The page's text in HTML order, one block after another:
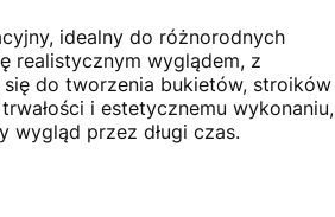
idealny do różnorodnych
realistycznym wyglądem, z
do tworzenia bukietów, stroików
i estetycznemu wykonaniu,
wygląd przez długi czas.